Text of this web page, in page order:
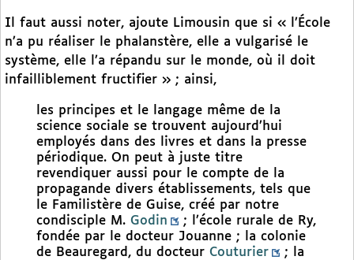
Il faut aussi noter, ajoute Limousin que si « l’École
n’a pu réaliser le phalanstère, elle a vulgarisé le
système, elle l’a répandu sur le monde, où il doit
infailliblement fructifier » ; ainsi,
les principes et le langage même de la
science sociale se trouvent aujourd’hui
employés dans des livres et dans la presse
périodique. On peut à juste titre
revendiquer aussi pour le compte de la
propagande divers établissements, tels que
le Familistère de Guise, créé par notre
condisciple M. Godin
; l’école rurale de Ry,
fondée par le docteur Jouanne ; la colonie
de Beauregard, du docteur Couturier
; la